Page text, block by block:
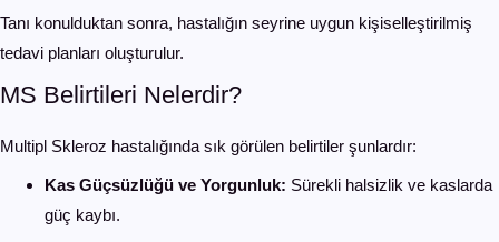
Tanı konulduktan sonra, hastalığın seyrine uygun kişiselleştirilmiş
tedavi planları oluşturulur.
MS Belirtileri Nelerdir?
Multipl Skleroz hastalığında sık görülen belirtiler şunlardır:
Kas Güçsüzlüğü ve Yorgunluk: Sürekli halsizlik ve kaslarda
güç kaybı.